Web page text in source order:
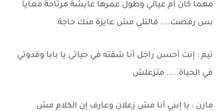
مهما كان أم عيالي وطول عمرها عايشة مرتاحة معايا
بس رفضت.... قالتلي مش عايزة منك حاجة
تيم : إنت أحسن راجل أنا شفته في حياتي يا بابا وقدوتي
في الحياة..... متزعلش
مازن : يا إبني أنا مش زعلان وعارف إن الكلام مش